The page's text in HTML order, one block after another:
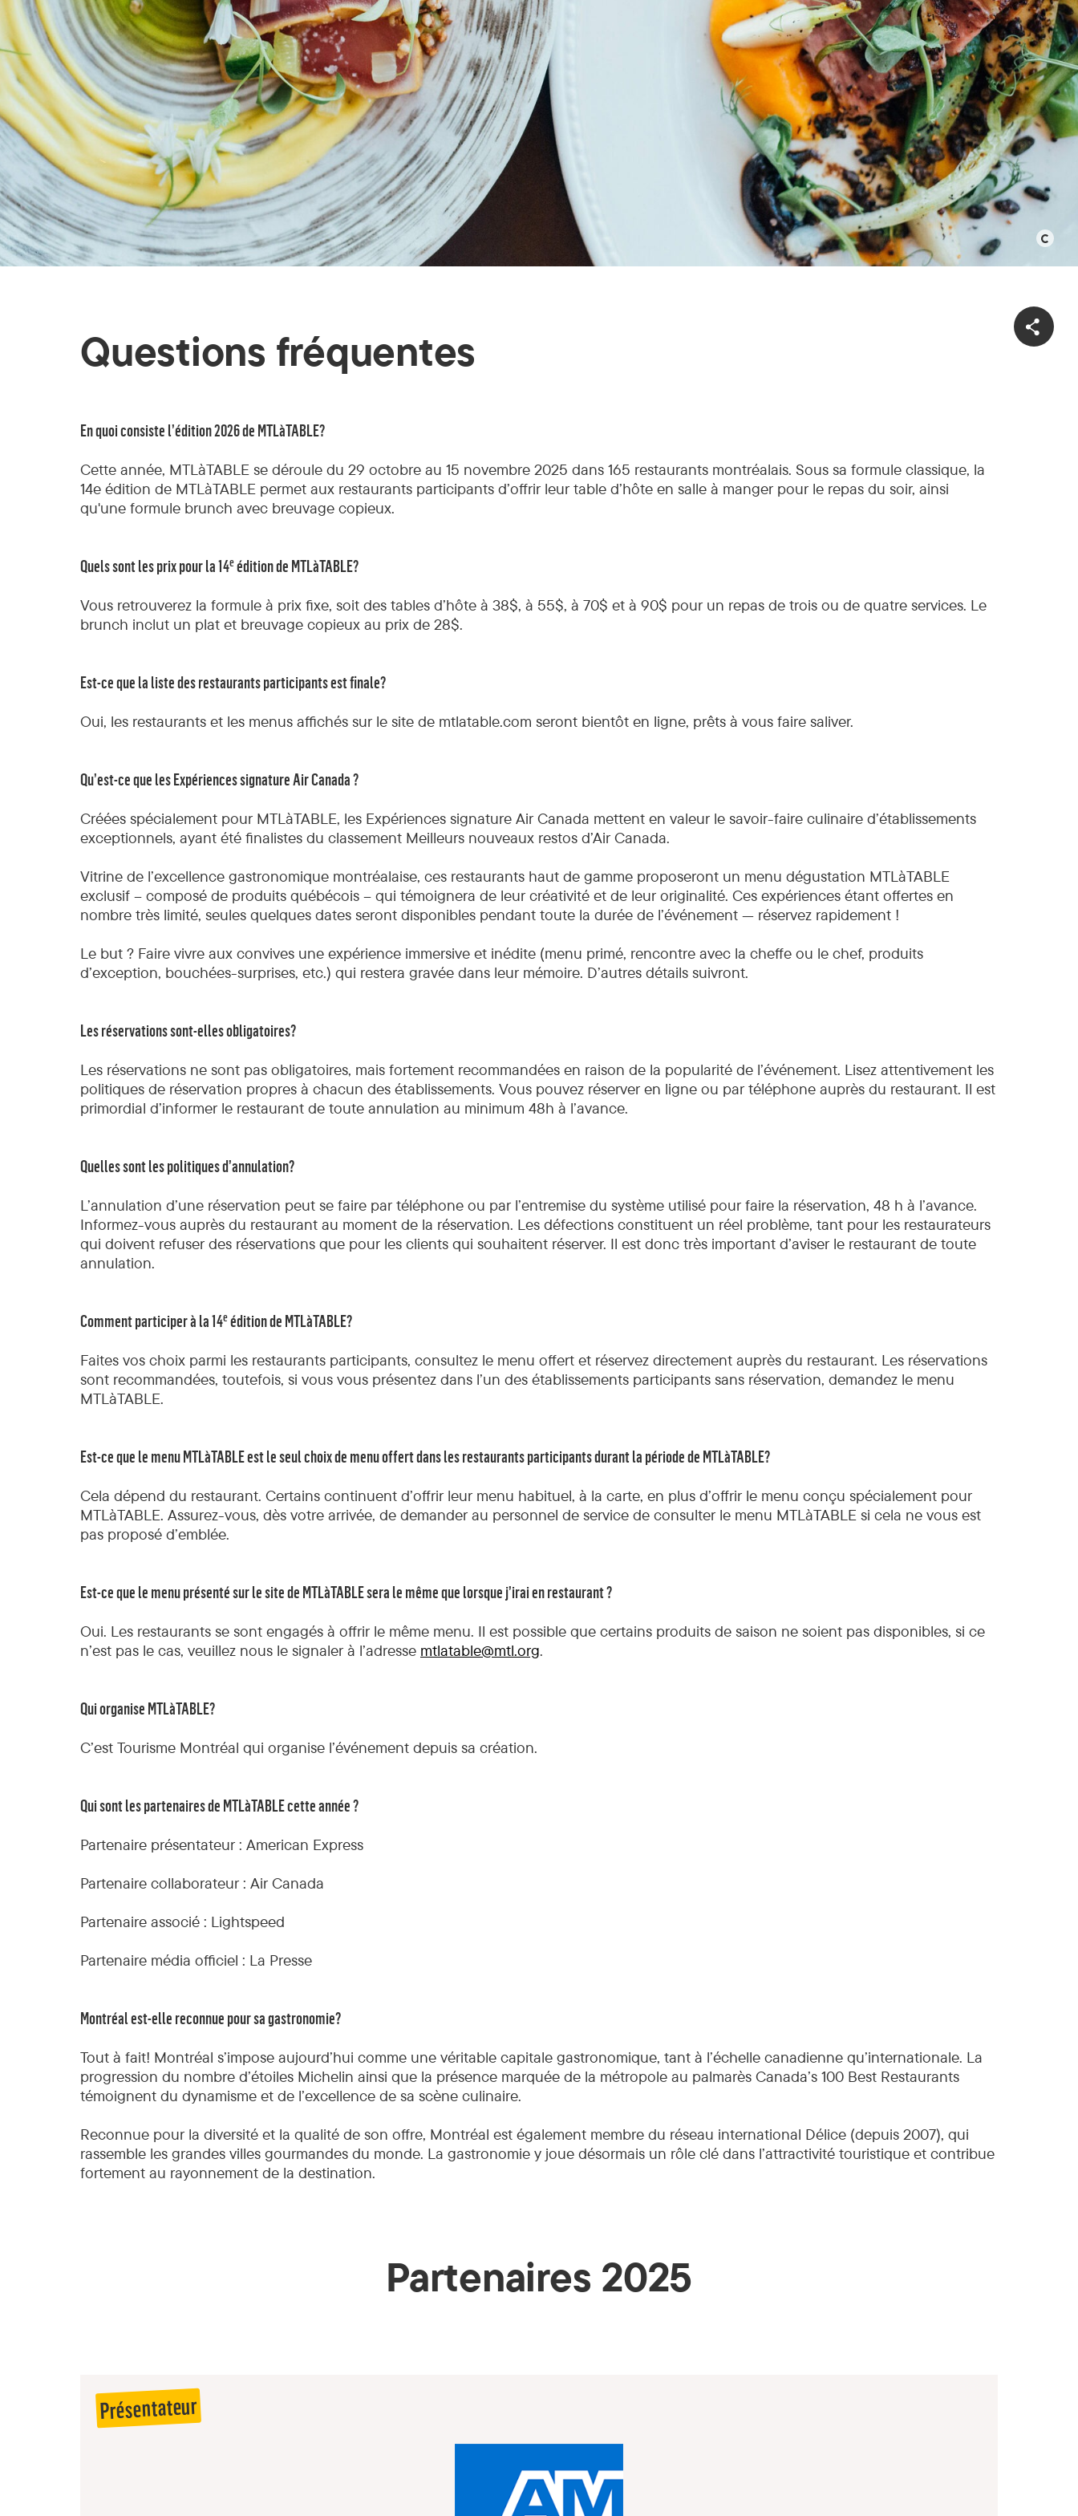
Two
Food
Questions fréquentes
En quoi consiste l’édition 2026 de MTLàTABLE?
Cette année, MTLàTABLE se déroule du 29 octobre au 15 novembre 2025 dans 165 restaurants montréalais. Sous sa formule classique, la
14e édition de MTLàTABLE permet aux restaurants participants d’offrir leur table d’hôte en salle à manger pour le repas du soir, ainsi
qu'une formule brunch avec breuvage copieux.
Quels sont les prix pour la 14eédition de MTLàTABLE?
Vous retrouverez la formule à prix fixe, soit des tables d’hôte à 38$, à 55$, à 70$ et à 90$ pour un repas de trois ou de quatre services. Le
brunch inclut un plat et breuvage copieux au prix de 28$.
Est-ce que la liste des restaurants participants est finale?
Oui, les restaurants et les menus affichés sur le site de mtlatable.com seront bientôt en ligne, prêts à vous faire saliver.
Qu’est-ce que les Expériences signature Air Canada ?
Créées spécialement pour MTLàTABLE, les Expériences signature Air Canada mettent en valeur le savoir-faire culinaire d’établissements
exceptionnels, ayant été finalistes du classement Meilleurs nouveaux restos d’Air Canada.
Vitrine de l’excellence gastronomique montréalaise, ces restaurants haut de gamme proposeront un menu dégustation MTLàTABLE
exclusif – composé de produits québécois – qui témoignera de leur créativité et de leur originalité. Ces expériences étant offertes en
nombre très limité, seules quelques dates seront disponibles pendant toute la durée de l’événement — réservez rapidement !
Le but ? Faire vivre aux convives une expérience immersive et inédite (menu primé, rencontre avec la cheffe ou le chef, produits
d’exception, bouchées-surprises, etc.) qui restera gravée dans leur mémoire. D’autres détails suivront.
Les réservations sont-elles obligatoires?
Les réservations ne sont pas obligatoires, mais fortement recommandées en raison de la popularité de l’événement. Lisez attentivement les
politiques de réservation propres à chacun des établissements. Vous pouvez réserver en ligne ou par téléphone auprès du restaurant. Il est
primordial d’informer le restaurant de toute annulation au minimum 48h à l’avance.
Quelles sont les politiques d’annulation?
L’annulation d’une réservation peut se faire par téléphone ou par l’entremise du système utilisé pour faire la réservation, 48 h à l’avance.
Informez-vous auprès du restaurant au moment de la réservation. Les défections constituent un réel problème, tant pour les restaurateurs
qui doivent refuser des réservations que pour les clients qui souhaitent réserver. Il est donc très important d’aviser le restaurant de toute
annulation.
Comment participer à la 14eédition de MTLàTABLE?
Faites vos choix parmi les restaurants participants, consultez le menu offert et réservez directement auprès du restaurant. Les réservations
sont recommandées, toutefois, si vous vous présentez dans l’un des établissements participants sans réservation, demandez le menu
MTLàTABLE.
Est-ce que le menu MTLàTABLE est le seul choix de menu offert dans les restaurants participants durant la période de MTLàTABLE?
Cela dépend du restaurant. Certains continuent d’offrir leur menu habituel, à la carte, en plus d’offrir le menu conçu spécialement pour
MTLàTABLE. Assurez-vous, dès votre arrivée, de demander au personnel de service de consulter le menu MTLàTABLE si cela ne vous est
pas proposé d’emblée.
Est-ce que le menu présenté sur le site de MTLàTABLE sera le même que lorsque j’irai en restaurant ?
Oui. Les restaurants se sont engagés à offrir le même menu. Il est possible que certains produits de saison ne soient pas disponibles, si ce
n’est pas le cas, veuillez nous le signaler à l’adresse mtlatable@mtl.org.
Qui organise MTLàTABLE?
C’est Tourisme Montréal qui organise l’événement depuis sa création.
Qui sont les partenaires de MTLàTABLE cette année ?
Partenaire présentateur : American Express
Partenaire collaborateur : Air Canada
Partenaire associé : Lightspeed
Partenaire média officiel : La Presse
Montréal est-elle reconnue pour sa gastronomie?
Tout à fait! Montréal s’impose aujourd’hui comme une véritable capitale gastronomique, tant à l’échelle canadienne qu’internationale. La
progression du nombre d’étoiles Michelin ainsi que la présence marquée de la métropole au palmarès Canada’s 100 Best Restaurants
témoignent du dynamisme et de l’excellence de sa scène culinaire.
Reconnue pour la diversité et la qualité de son offre, Montréal est également membre du réseau international Délice (depuis 2007), qui
rassemble les grandes villes gourmandes du monde. La gastronomie y joue désormais un rôle clé dans l’attractivité touristique et contribue
fortement au rayonnement de la destination.
Partenaires 2025
Présentateur